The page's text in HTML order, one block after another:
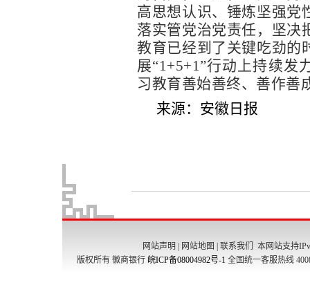
网站声明 网站地图 联系我们
本网站支持
版权所有 徽商银行 皖ICP备08004982号-1 全国统一客服热线